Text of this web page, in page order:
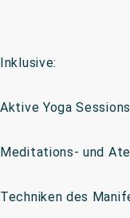
Inklusive:
Aktive Yoga Sessions
Meditations- und
Techniken des